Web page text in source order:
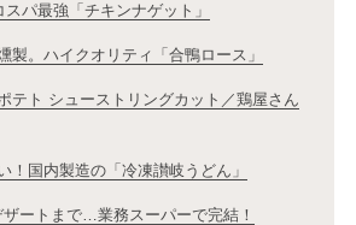
パ最強「チキンナゲット」
製。ハイクオリティ「合鴨ロース」
テト シューストリングカット／鶏屋さん
！国内製造の「冷凍讃岐うどん」
ートまで…業務スーパーで完結！